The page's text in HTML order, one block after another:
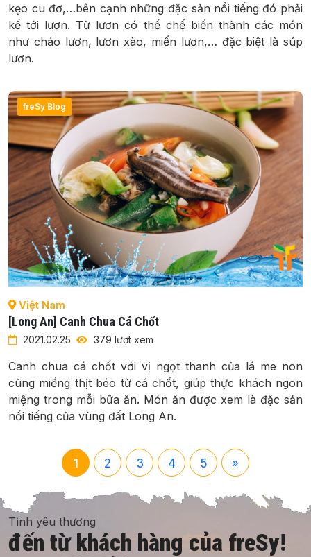
kẹo cu đơ,…bên cạnh những đặc sản nổi tiếng đó phải
kể tới lươn. Từ lươn có thể chế biến thành các món
như cháo lươn, lươn xào, miến lươn,… đặc biệt là súp
lươn.
freSy Blog
Việt Nam
[Long An] Canh Chua Cá Chốt
2021.02.25 379 lượt xem
Canh chua cá chốt với vị ngọt thanh của lá me non
cùng miếng thịt béo từ cá chốt, giúp thực khách ngon
miệng trong mỗi bữa ăn. Món ăn được xem là đặc sản
nổi tiếng của vùng đất Long An.
1 2 3 4 5 »
Tình yêu thương
đến từ khách hàng của freSy!